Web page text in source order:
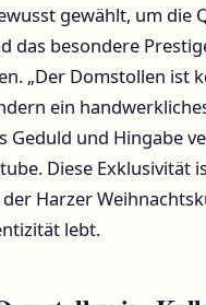
gewählt, um die
das besondere
„Der Domstollen ist
ein
Geduld und Hingabe
Diese Exklusivität
Harzer
lebt.